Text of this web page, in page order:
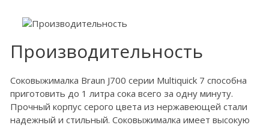
Производительность
Соковыжималка Braun J700 серии Multiquick 7 способна
приготовить до 1 литра сока всего за одну минуту.
Прочный корпус серого цвета из нержавеющей стали
надежный и стильный. Соковыжималка имеет высокую